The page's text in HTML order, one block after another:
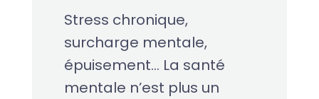
Stress chronique,
surcharge mentale,
épuisement… La santé
mentale n’est plus un